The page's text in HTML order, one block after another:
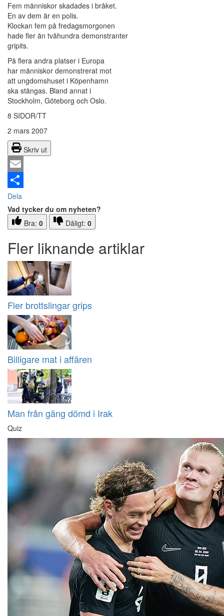
Fem människor skadades i bråket.
En av dem är en polis.
Klockan fem på fredagsmorgonen
hade fler än tvåhundra demonstranter
gripits.
På flera andra platser i Europa
har människor demonstrerat mot
att ungdomshuset i Köpenhamn
ska stängas. Bland annat i
Stockholm, Göteborg och Oslo.
8 SIDOR/TT
2 mars 2007
Skriv ut
Email
Dela
Vad tycker du om nyheten?
Bra: 0 Dåligt: 0
Fler liknande artiklar
Fler brottslingar grips
Billigare mat i affären
Man från gäng dömd i Irak
Quiz